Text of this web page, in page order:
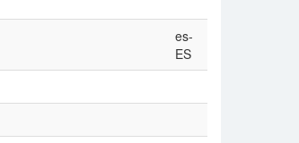
es-
ES